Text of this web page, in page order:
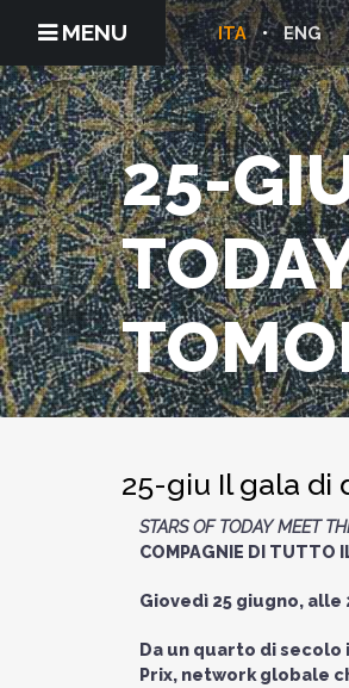
MENU ENG
ITA
25-
25-giu Il gala di
STARS OF TODAY MEET
COMPAGNIE DI TUTTO
Giovedì 25 giugno, alle
Da un quarto di
Prix, network globale